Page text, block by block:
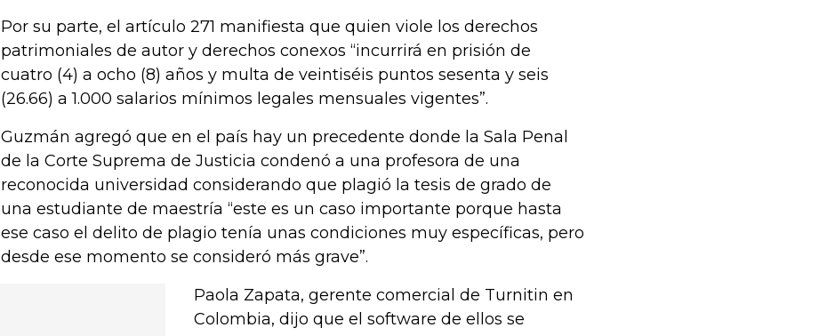
Por su parte, el artículo 271 manifiesta que quien viole los derechos
patrimoniales de autor y derechos conexos “incurrirá en prisión de
cuatro (4) a ocho (8) años y multa de veintiséis puntos sesenta y seis
(26.66) a 1.000 salarios mínimos legales mensuales vigentes”.
Guzmán agregó que en el país hay un precedente donde la Sala Penal
de la Corte Suprema de Justicia condenó a una profesora de una
reconocida universidad considerando que plagió la tesis de grado de
una estudiante de maestría “este es un caso importante porque hasta
ese caso el delito de plagio tenía unas condiciones muy específicas, pero
desde ese momento se consideró más grave”.
Paola Zapata, gerente comercial de Turnitin en
Colombia, dijo que el software de ellos se